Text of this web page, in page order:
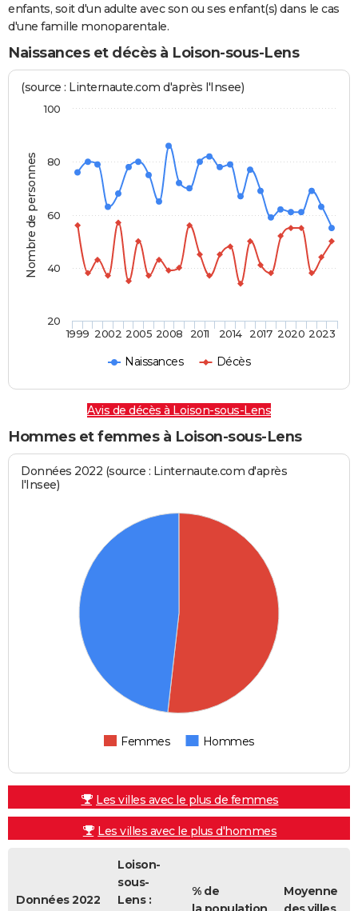
enfants, soit d'un adulte avec son ou ses enfant(s) dans le cas
d'une famille monoparentale.
Naissances et décès à Loison-sous-Lens
Nombre de personnes
(source : Linternaute.com d'après l'Insee)
Naissances Décès
1999 2002 2005 2008 2011 2014 2017 2020 2023
20
40
60
80
100
Avis de décès à Loison-sous-Lens
Hommes et femmes à Loison-sous-Lens
Données 2022 (source : Linternaute.com d'après
l'Insee)
Femmes Hommes
Les villes avec le plus de femmes
Les villes avec le plus d'hommes
Données 2022
Loison-
sous-
Lens :
% de
Moyenne